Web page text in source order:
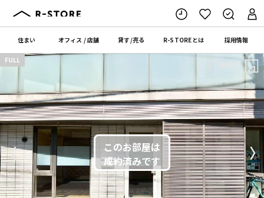
住まい オフィス /店舗 貸す/売る R-STOREとは 採用情報
〈 〉
FULL